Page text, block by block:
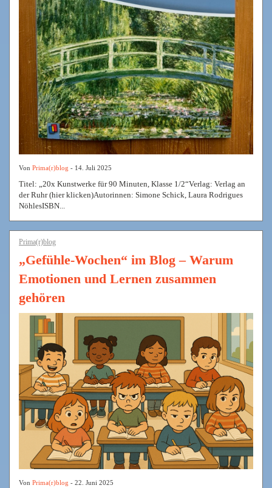
Von Prima(r)blog - 14. Juli 2025
Titel: „20x Kunstwerke für 90 Minuten, Klasse 1/2“Verlag: Verlag an
der Ruhr (hier klicken)Autorinnen: Simone Schick, Laura Rodrigues
NöhlesISBN...
Prima(r)blog
„Gefühle-Wochen“ im Blog – Warum
Emotionen und Lernen zusammen
gehören
Von Prima(r)blog - 22. Juni 2025